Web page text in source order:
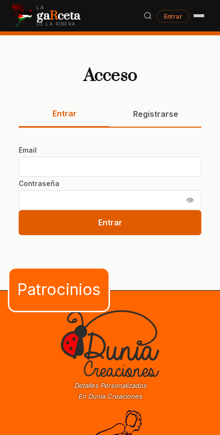
LA
gaRceta
DE LA RIBERA
Entrar
Acceso
Entrar Registrarse
Email
Contraseña
👁
Entrar
Detalles Personalizados
En Dunia Creaciones